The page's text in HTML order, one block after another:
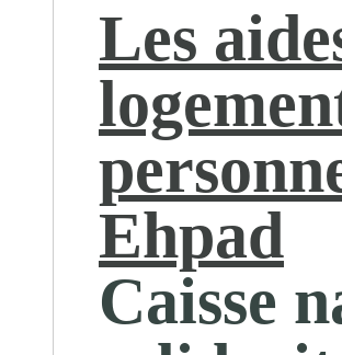
Les
Ehpad
Caisse